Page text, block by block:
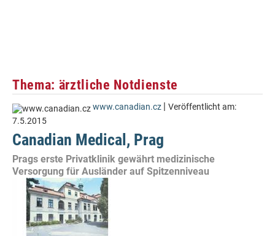
Thema: ärztliche Notdienste
www.canadian.cz | Veröffentlicht am:
7.5.2015
Canadian Medical, Prag
Prags erste Privatklinik gewährt medizinische
Versorgung für Ausländer auf Spitzenniveau